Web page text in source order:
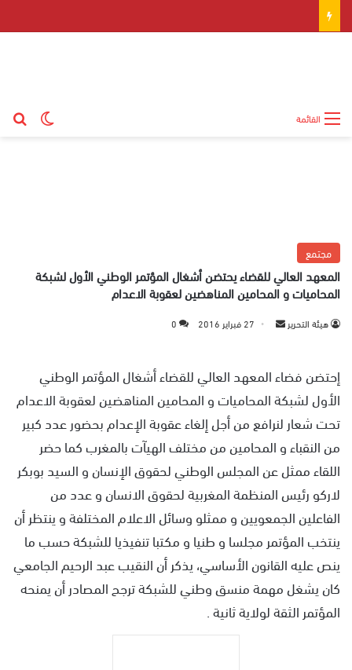
القائمة
مجتمع
المعهد العالي للقضاء يحتضن أشغال المؤتمر الوطني الأول لشبكة
المحاميات و المحامين المناهضين لعقوبة الاعدام
هيئة التحرير
ل
ب
ي
د
ا
إ
ت
ر
و
ن
27 فبراير 2016 0
إحتضن فضاء المعهد العالي للقضاء أشغال المؤتمر الوطني
الأول لشبكة المحاميات و المحامين المناهضين لعقوبة الاعدام
تحت شعار لنرافع من أجل إلغاء عقوبة الإعدام بحضور عدد كبير
من النقباء و المحامين من مختلف الهيآت بالمغرب كما حضر
اللقاء ممثل عن المجلس الوطني لحقوق الإنسان و السيد بوبكر
لاركو رئيس المنظمة المغربية لحقوق الانسان و عدد من
الفاعلين الجمعويين و ممثلو وسائل الاعلام المختلفة و ينتظر أن
ينتخب المؤتمر مجلسا و طنيا و مكتبا تنفيذيا للشبكة حسب ما
ينص عليه القانون الأساسي، يذكر أن النقيب عبد الرحيم الجامعي
كان يشغل مهمة منسق وطني للشبكة ترجح المصادر أن يمنحه
المؤتمر الثقة لولاية ثانية .